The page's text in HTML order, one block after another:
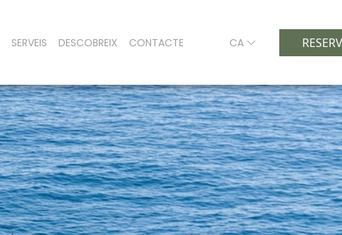
SERVEIS DESCOBREIX CONTACTE CA